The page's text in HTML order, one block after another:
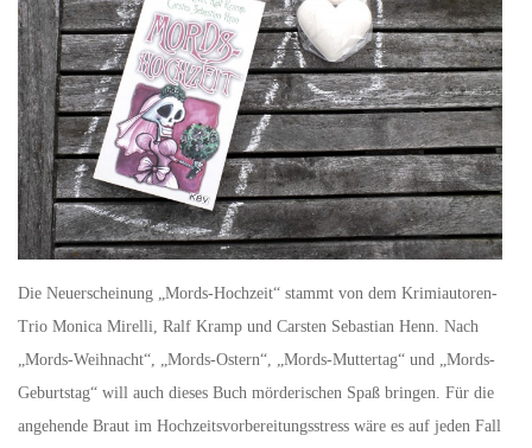
Die Neuerscheinung „Mords-Hochzeit“ stammt von dem Krimiautoren-
Trio Monica Mirelli, Ralf Kramp und Carsten Sebastian Henn. Nach
„Mords-Weihnacht“, „Mords-Ostern“, „Mords-Muttertag“ und „Mords-
Geburtstag“ will auch dieses Buch mörderischen Spaß bringen. Für die
angehende Braut im Hochzeitsvorbereitungsstress wäre es auf jeden Fall